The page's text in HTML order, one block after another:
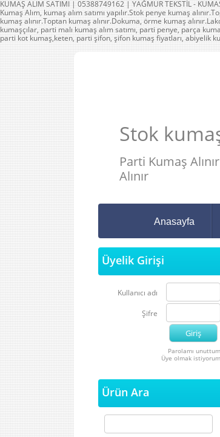
KUMAŞ ALIM SATIMI | 05388749162 | YAĞMUR TEKSTİL -
Kumaş Alım, kumaş alım satımı yapılır.Stok penye kumaş
kumaş alınır.Toptan kumaş alınır.Dokuma, örme kumaş
kumaşçılar, parti malı kumaş alım satımı, parti penye, parça
parti kot kumaş,keten, parti şifon, şifon kumaş fiyatları, abiyelik
Stok
Parti Kumaş
Alınır
Anasayfa
Üyelik Girişi
Kullanıcı adı
Şifre
Parolamı unuttum
Üye olmak istiyorum
Ürün Ara